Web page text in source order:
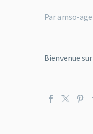
Par amso-
Bienvenue